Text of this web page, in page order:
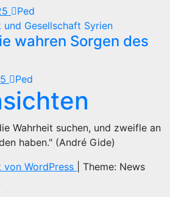
Ped
und Gesellschaft Syrien
wahren Sorgen des
Ped
Wahrheit suchen, und zweifle an
haben." (André Gide)
WordPress
Theme: News